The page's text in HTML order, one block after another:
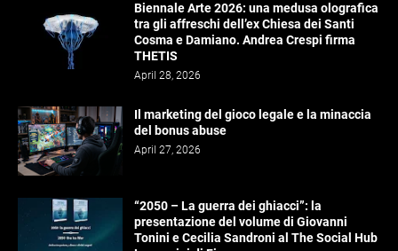
Biennale Arte 2026: una medusa olografica
tra gli affreschi dell’ex Chiesa dei Santi
Cosma e Damiano. Andrea Crespi firma
THETIS
April 28, 2026
Il marketing del gioco legale e la minaccia
del bonus abuse
April 27, 2026
“2050 – La guerra dei ghiacci”: la
presentazione del volume di Giovanni
Tonini e Cecilia Sandroni al The Social Hub